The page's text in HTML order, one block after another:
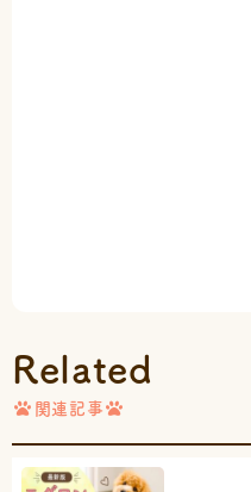
Related
関連記事